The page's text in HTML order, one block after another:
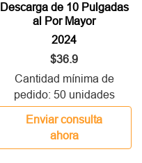
Descarga de 10 Pulgadas
al Por Mayor
2024
$36.9
Cantidad mínima de
pedido: 50 unidades
Enviar consulta
ahora